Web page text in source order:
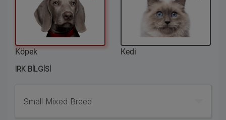
Köpek Kedi
IRK BILGISI
Small Mixed Breed